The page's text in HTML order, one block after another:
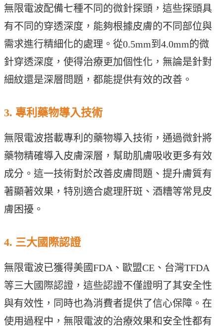
無限電波配備七種不同的微針探頭，這些探頭具
有不同的穿透深度，能夠根據皮膚的不同部位與
需求進行精細化的處理。從0.5mm到4.0mm的微
針穿透深度，使得治療更加個性化，無論是針對
細紋還是深層問題，都能提供有效的改善。
3. 專利藥物導入技術
無限電波搭載專利的藥物導入技術，通過微針將
藥物精確導入皮膚深層，幫助肌膚吸收更多有效
成分。這一技術對於改善皮膚問題、提升膚質有
著顯著效果，特別適合處理肝斑、酒糟等常見皮
膚困擾。
4. 三大國際認證
無限電波已獲得美國FDA、歐盟CE、台灣TFDA
等三大國際認證，這些認證不僅證明了其安全性
與有效性，同時也為消費者提供了信心保障。在
使用過程中，無限電波的治療效果和安全性都有